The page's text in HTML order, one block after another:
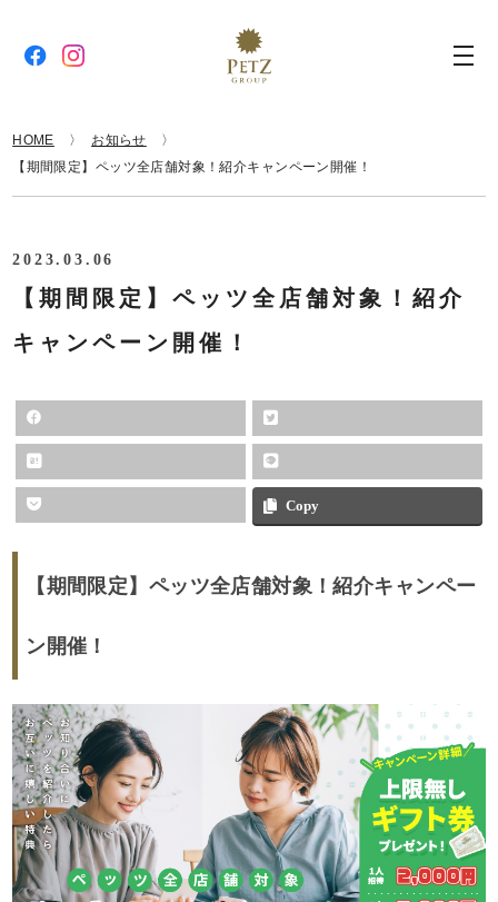
HOME
お知らせ
【期間限定】ペッツ全店舗対象！紹介キャンペーン開催！
2023.03.06
【期間限定】ペッツ全店舗対象！紹介
キャンペーン開催！
Copy
【期間限定】ペッツ全店舗対象！紹介キャンペー
ン開催！